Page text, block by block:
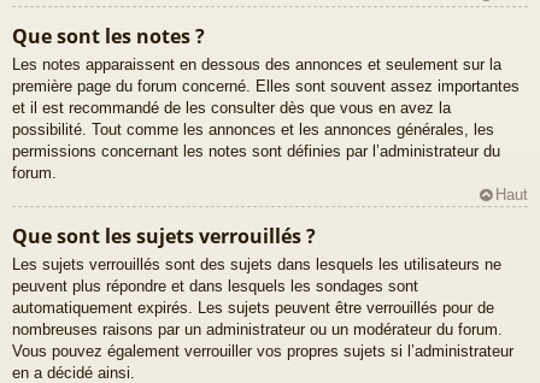
Que sont les notes ?
Les notes apparaissent en dessous des annonces et seulement sur la
première page du forum concerné. Elles sont souvent assez importantes
et il est recommandé de les consulter dès que vous en avez la
possibilité. Tout comme les annonces et les annonces générales, les
permissions concernant les notes sont définies par l’administrateur du
forum.
Haut
Que sont les sujets verrouillés ?
Les sujets verrouillés sont des sujets dans lesquels les utilisateurs ne
peuvent plus répondre et dans lesquels les sondages sont
automatiquement expirés. Les sujets peuvent être verrouillés pour de
nombreuses raisons par un administrateur ou un modérateur du forum.
Vous pouvez également verrouiller vos propres sujets si l’administrateur
en a décidé ainsi.